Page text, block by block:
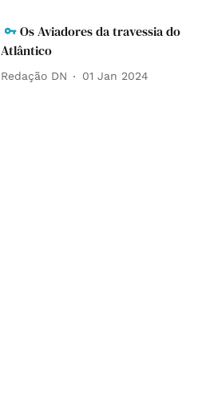
Os Aviadores da travessia do
Atlântico
Redação DN 01 Jan 2024